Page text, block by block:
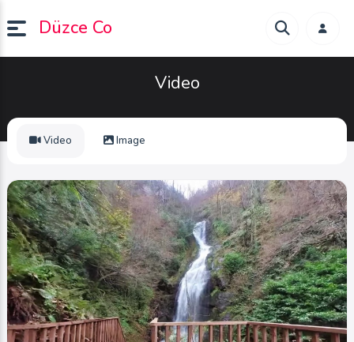
Düzce Co
Video
Video Image